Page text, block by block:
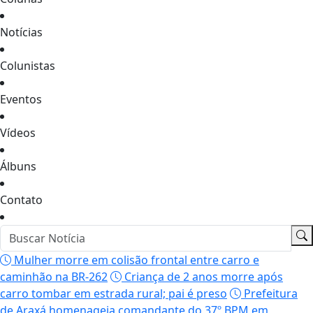
Notícias
Colunistas
Eventos
Vídeos
Álbuns
Contato
Mulher morre em colisão frontal entre carro e
caminhão na BR-262
Criança de 2 anos morre após
carro tombar em estrada rural; pai é preso
Prefeitura